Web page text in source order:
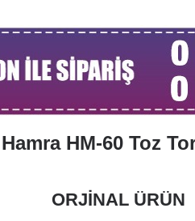
Hamra HM-60 Toz
ORJİNAL ÜRÜN